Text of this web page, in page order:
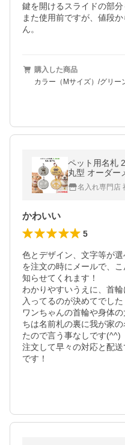
鍵を開けるスライドの部分
また使用前ですが、値段
ん。
購入した商品
カラー（Mサイズ）/グリー
ペット用名札
丸型 オーダー
犬 猫 名札 迷
名入れ専門店
かわいい
5
色とデザイン、文字等が
を注文の時にメールで、
知らせてくれます！
わかりやすいうえに、首
入ってるのが決めてでした
ワンちゃんの首輪や身体
ちは名前札の裏に我が家
たので言う事なしです(^^)
注文して早々の対応と配
です！